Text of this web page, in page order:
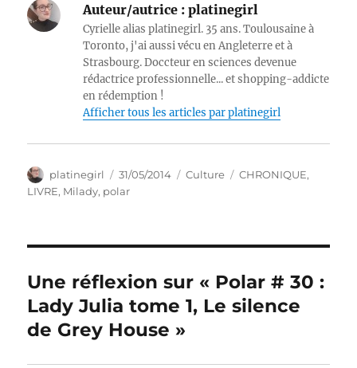
Auteur/autrice : platinegirl
Cyrielle alias platinegirl. 35 ans. Toulousaine à
Toronto, j'ai aussi vécu en Angleterre et à
Strasbourg. Doccteur en sciences devenue
rédactrice professionnelle... et shopping-addicte
en rédemption !
Afficher tous les articles par platinegirl
Auteur
platinegirl
Publié
le
31/05/2014 Catégories
Culture Étiquettes
CHRONIQUE,
LIVRE, Milady, polar
Une réflexion sur « Polar # 30 :
Lady Julia tome 1, Le silence
de Grey House »